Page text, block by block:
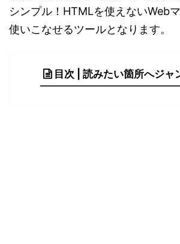
シンプル！HTMLを使えないWeb
使いこなせるツールとなります。
目次 | 読みたい箇所へジャ